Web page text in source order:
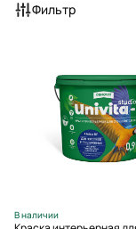
Фильтр
В наличии